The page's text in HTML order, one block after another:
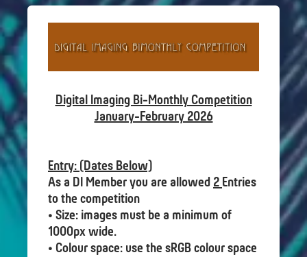
Digital Imaging Bi-Monthly Competition
January-February 2026
Entry: (Dates Below)
As a DI Member you are allowed 2 Entries
to the competition
• Size: images must be a minimum of
1000px wide.
• Colour space: use the sRGB colour space